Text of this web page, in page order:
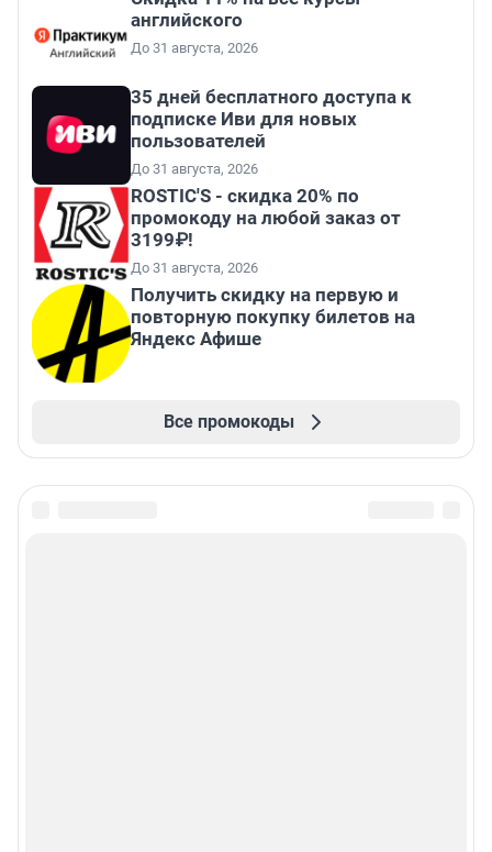
английского
До 31 августа, 2026
35 дней бесплатного доступа к
подписке Иви для новых
пользователей
До 31 августа, 2026
ROSTIC'S - скидка 20% по
промокоду на любой заказ от
3199₽!
До 31 августа, 2026
Получить скидку на первую и
повторную покупку билетов на
Яндекс Афише
Все промокоды